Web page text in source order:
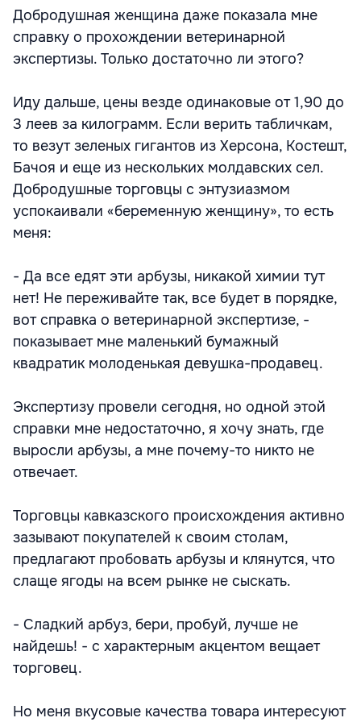
Добродушная женщина даже показала мне
справку о прохождении ветеринарной
экспертизы. Только достаточно ли этого?
Иду дальше, цены везде одинаковые от 1,90 до
3 леев за килограмм. Если верить табличкам,
то везут зеленых гигантов из Херсона, Костешт,
Бачоя и еще из нескольких молдавских сел.
Добродушные торговцы с энтузиазмом
успокаивали «беременную женщину», то есть
меня:
- Да все едят эти арбузы, никакой химии тут
нет! Не переживайте так, все будет в порядке,
вот справка о ветеринарной экспертизе, -
показывает мне маленький бумажный
квадратик молоденькая девушка-продавец.
Экспертизу провели сегодня, но одной этой
справки мне недостаточно, я хочу знать, где
выросли арбузы, а мне почему-то никто не
отвечает.
Торговцы кавказского происхождения активно
зазывают покупателей к своим столам,
предлагают пробовать арбузы и клянутся, что
слаще ягоды на всем рынке не сыскать.
- Сладкий арбуз, бери, пробуй, лучше не
найдешь! - с характерным акцентом вещает
торговец.
Но меня вкусовые качества товара интересуют